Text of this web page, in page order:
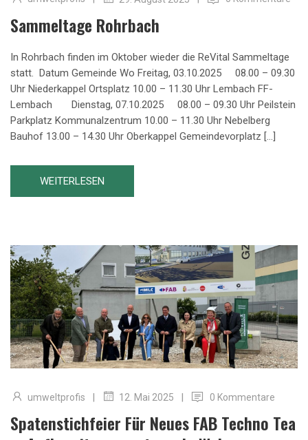
Sammeltage Rohrbach
In Rohrbach finden im Oktober wieder die ReVital Sammeltage
statt. Datum Gemeinde Wo Freitag, 03.10.2025 08.00 – 09.30
Uhr Niederkappel Ortsplatz 10.00 – 11.30 Uhr Lembach FF-
Lembach Dienstag, 07.10.2025 08.00 – 09.30 Uhr Peilstein
Parkplatz Kommunalzentrum 10.00 – 11.30 Uhr Nebelberg
Bauhof 13.00 – 14.30 Uhr Oberkappel Gemeindevorplatz […]
WEITERLESEN
umweltprofis | 12. Mai 2025 | 0 Kommentare
Spatenstichfeier Für Neues FAB Techno Tea